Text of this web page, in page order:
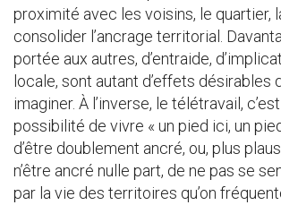
proximité avec les voisins, le quartier,
consolider l’ancrage territorial.
portée aux autres, d’entraide,
locale, sont autant d’effets désirables
imaginer. À l’inverse, le télétravail,
possibilité de vivre « un pied ici, un
d’être doublement ancré, ou, plus
n’être ancré nulle part, de ne pas se
par la vie des territoires qu’on